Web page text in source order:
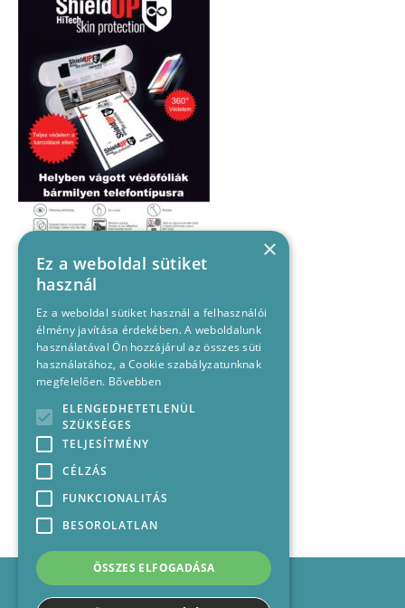
Impresszum
Médiajánlat
×
Ez a weboldal sütiket
használ
Ez a weboldal sütiket használ a felhasználói
élmény javítása érdekében. A weboldalunk
használatával Ön hozzájárul az összes süti
használatához, a Cookie szabályzatunknak
megfelelően. Bővebben
ELENGEDHETETLENÜL
SZÜKSÉGES
TELJESÍTMÉNY
CÉLZÁS
FUNKCIONALITÁS
BESOROLATLAN
ÖSSZES ELFOGADÁSA